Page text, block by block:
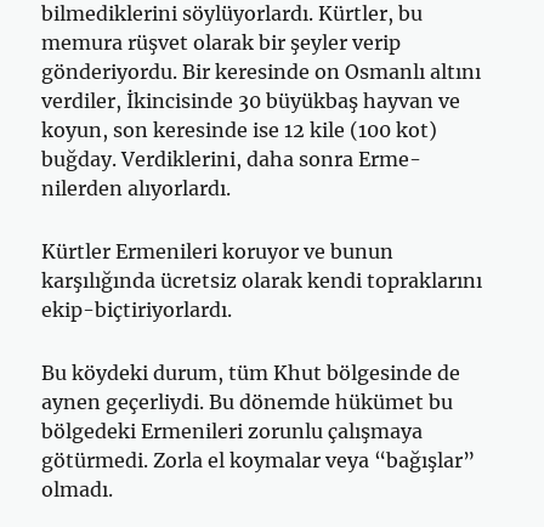
bilmediklerini söylüyorlardı. Kürtler, bu
memura rüşvet olarak bir şeyler verip
gönderiyordu. Bir keresinde on Osmanlı altını
verdiler, İkincisinde 30 büyükbaş hayvan ve
koyun, son keresinde ise 12 kile (100 kot)
buğday. Verdiklerini, daha sonra Erme-
nilerden alıyorlardı.
Kürtler Ermenileri koruyor ve bunun
karşılığında ücretsiz olarak kendi topraklarını
ekip-biçtiriyorlardı.
Bu köydeki durum, tüm Khut bölgesinde de
aynen geçerliydi. Bu dö­nemde hükümet bu
bölgedeki Ermenileri zorunlu çalışmaya
götürmedi. Zorla el koymalar veya “bağışlar”
olmadı.